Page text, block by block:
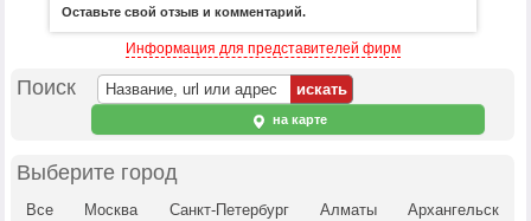
Оставьте свой отзыв и комментарий.
Информация для представителей фирм
Поиск
на карте
Выберите город
Все Москва Санкт-Петербург Алматы
Архангельск